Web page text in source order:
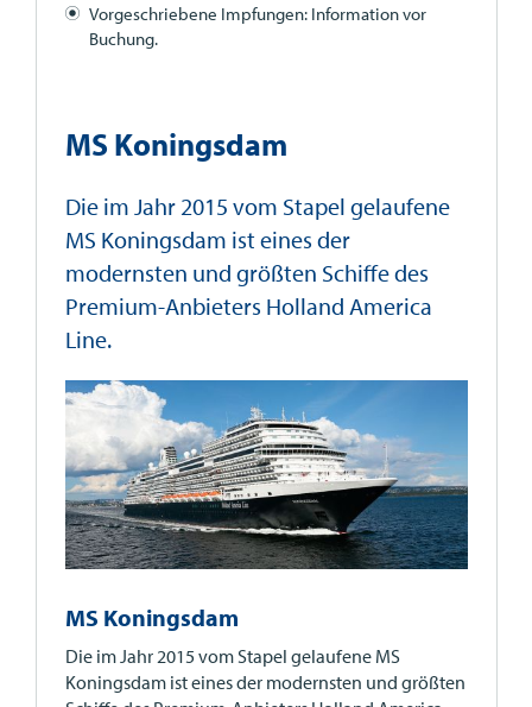
Vorgeschriebene Impfungen: Information vor
Buchung.
MS Koningsdam
Die im Jahr 2015 vom Stapel gelaufene
MS Koningsdam ist eines der
modernsten und größten Schiffe des
Premium-Anbieters Holland America
Line.
MS Koningsdam
Die im Jahr 2015 vom Stapel gelaufene MS
Koningsdam ist eines der modernsten und größten